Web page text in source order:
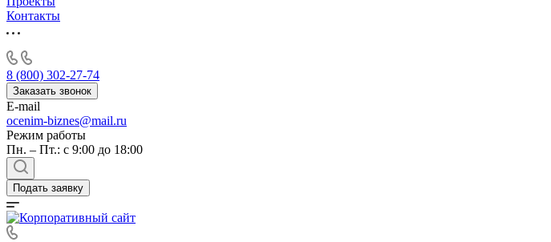
Контакты
8 (800) 302-27-74
Заказать звонок
E-mail
ocenim-biznes@mail.ru
Режим работы
Пн. – Пт.: с 9:00 до 18:00
Подать заявку